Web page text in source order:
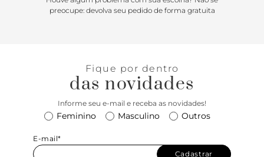
preocupe: devolva seu pedido de forma gratuita
Fique por dentro
das novidades
Informe seu e-mail e receba as novidades!
Feminino Masculino Outros
E-mail*
Cadastrar